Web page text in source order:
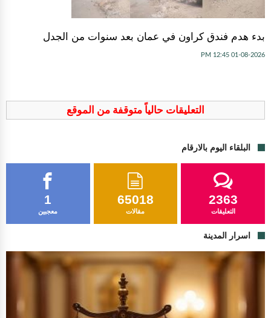
بدء هدم فندق كراون في عمان بعد سنوات من الجدل
01-08-2026 12:45 PM
التعليقات حالياً متوقفة من الموقع
البلقاء اليوم بالارقام
1
معجبين
65018
مقالات
2363
التعليقات
اسرار المدينة